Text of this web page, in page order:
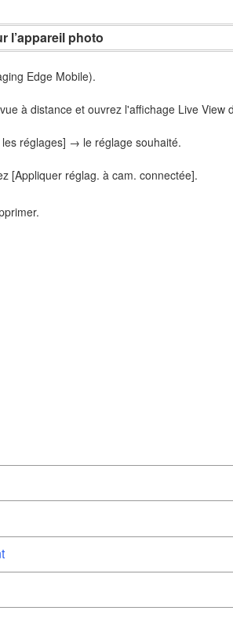
l’appareil photo
Edge Mobile).
à distance et ouvrez l'affichage Live View
réglages] → le réglage souhaité.
[Appliquer réglag. à cam. connectée].